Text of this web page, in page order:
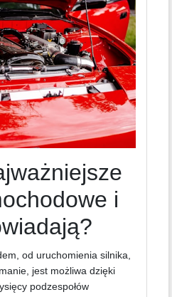
i
od uruchomienia silnika,
jest możliwa dzięki
podzespołów